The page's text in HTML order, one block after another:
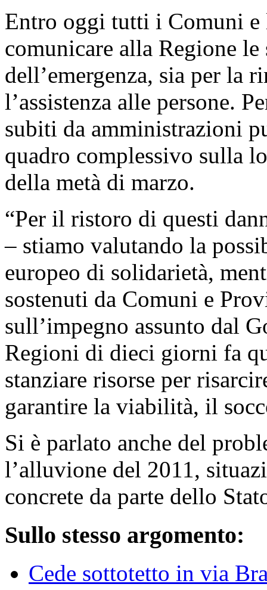
Entro oggi tutti i Comuni e
comunicare alla Regione le
dell’emergenza, sia per la
l’assistenza alle persone.
subiti da amministrazioni
quadro complessivo sulla
della metà di marzo.
“Per il ristoro di questi
– stiamo valutando la
europeo di solidarietà,
sostenuti da Comuni e
sull’impegno assunto dal
Regioni di dieci giorni fa
stanziare risorse per
garantire la viabilità, il
Si è parlato anche del
l’alluvione del 2011,
concrete da parte dello
Sullo stesso argomento:
Cede sottotetto in via